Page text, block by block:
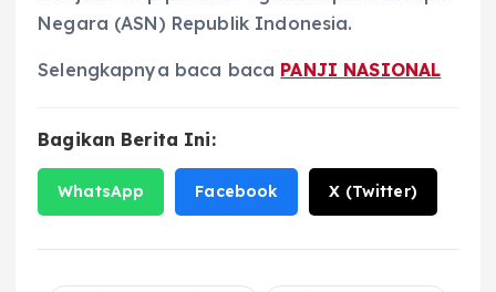
Negara (ASN) Republik Indonesia.
Selengkapnya baca baca PANJI NASIONAL
Bagikan Berita Ini:
WhatsApp Facebook X (Twitter)